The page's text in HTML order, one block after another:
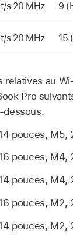
s 20 MHz 9
s 20 MHz 15
relatives au
Pro
dessous.
pouces, M5,
pouces, M4,
pouces, M4,
pouces, M2,
pouces, M2,